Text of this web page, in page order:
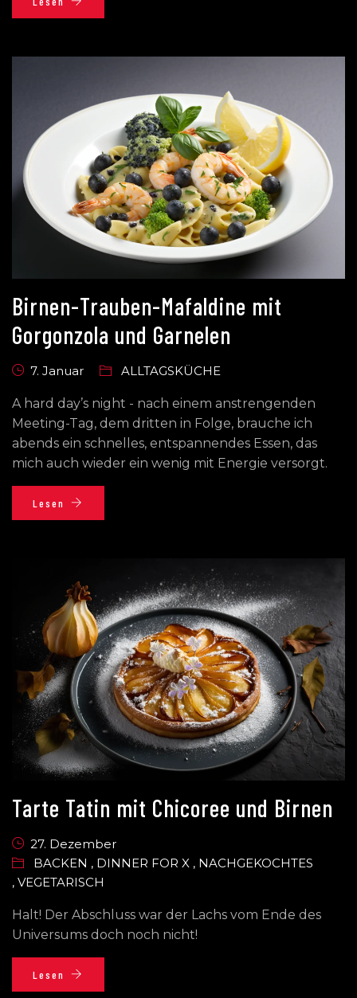
Birnen-Trauben-Mafaldine mit
Gorgonzola und Garnelen
7. Januar ALLTAGSKÜCHE
A hard day’s night - nach einem anstrengenden
Meeting-Tag, dem dritten in Folge, brauche ich
abends ein schnelles, entspannendes Essen, das
mich auch wieder ein wenig mit Energie versorgt.
Lesen
Tarte Tatin mit Chicoree und Birnen
27. Dezember
BACKEN , DINNER FOR X , NACHGEKOCHTES
, VEGETARISCH
Halt! Der Abschluss war der Lachs vom Ende des
Universums doch noch nicht!
Lesen